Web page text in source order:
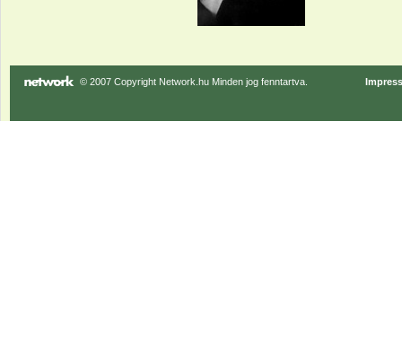
© 2007 Copyright Network.hu Minden jog fenntartva.